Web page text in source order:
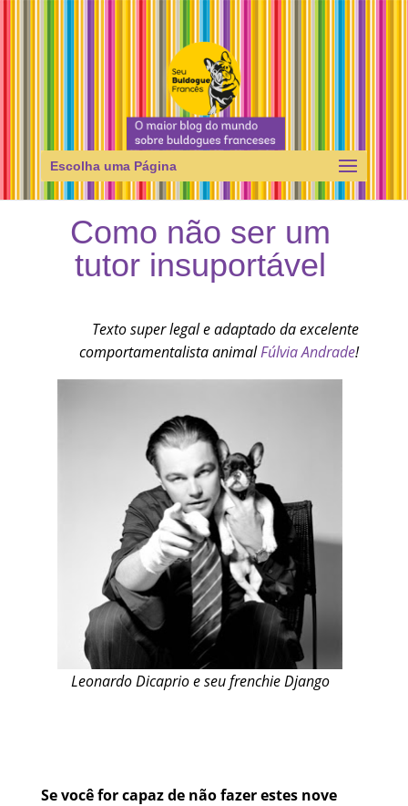
Escolha uma Página
Como não ser um
tutor insuportável
Texto super legal e adaptado da excelente
comportamentalista animalFúlvia Andrade!
Leonardo Dicaprio e seu frenchie Django
Se você for capaz de não fazer estes nove